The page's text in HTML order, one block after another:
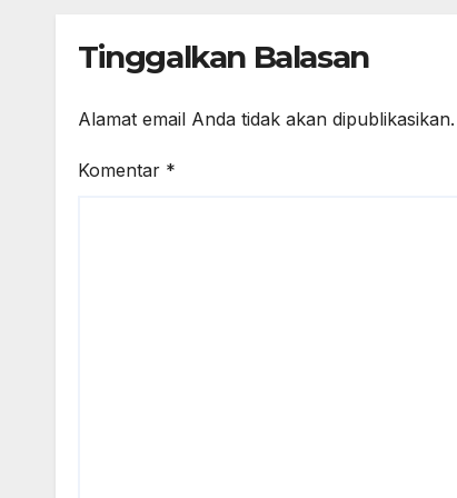
Tinggalkan Balasan
Alamat email Anda tidak akan dipublikasikan.
Komentar *